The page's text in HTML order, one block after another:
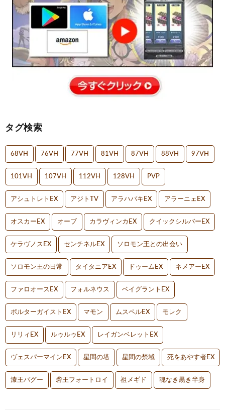
タグ検索
68VH 76VH 77VH 81VH 87VH 88VH 97VH
101VH 107VH 112VH 128VH PVP
アシュトレトEX アジトTV アラハバキEX アラーニェEX
オスカーEX オーブ カラヴィンカEX クイックシルバーEX
ケラヴノスEX センチネルEX ソロモン王との出会い
ソロモン王の日常 タイタニアEX ドゥームEX ネメアーEX
ファロオースEX フォルネウス ベイグラントEX
ポルターガイストEX マモン ムスペルEX モレク
リリィEX ルゥルゥEX レイガンベレットEX
ヴェスパーマインEX 星間の塔 星間の禁域 死をあやす者EX
漆王バグー 砦王フォートロイ 祖メギド 魂なき黒き半身